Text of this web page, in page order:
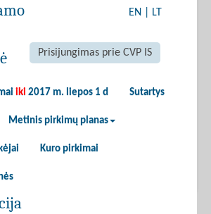
EN LT
Prisijungimas prie CVP IS
iki 2017 m. liepos 1 d Sutartys
Metinis pirkimų planas
Kuro pirkimai